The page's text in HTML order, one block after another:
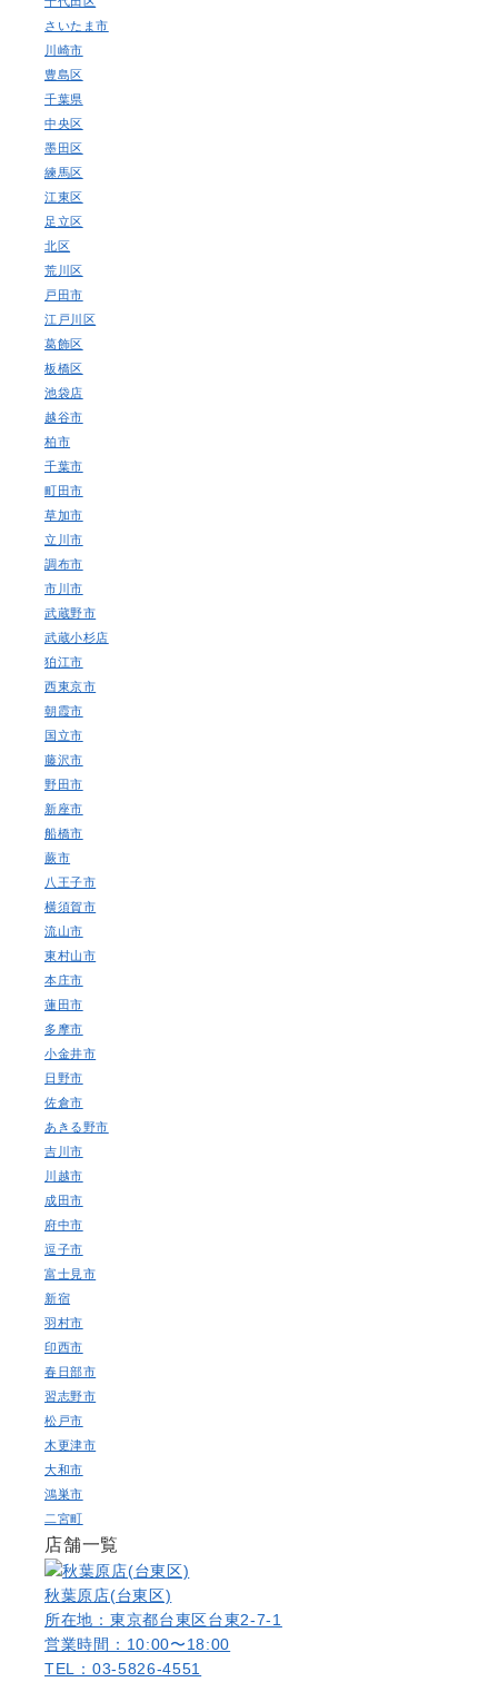
さいたま市
川崎市
豊島区
千葉県
中央区
墨田区
練馬区
江東区
足立区
北区
荒川区
戸田市
江戸川区
葛飾区
板橋区
池袋店
越谷市
柏市
千葉市
町田市
草加市
立川市
調布市
市川市
武蔵野市
武蔵小杉店
狛江市
西東京市
朝霞市
国立市
藤沢市
野田市
新座市
船橋市
蕨市
八王子市
横須賀市
流山市
東村山市
本庄市
蓮田市
多摩市
小金井市
日野市
佐倉市
あきる野市
吉川市
川越市
成田市
府中市
逗子市
富士見市
新宿
羽村市
印西市
春日部市
習志野市
松戸市
木更津市
大和市
鴻巣市
二宮町
店舗一覧
秋葉原店(台東区)
所在地：東京都台東区台東2-7-1
営業時間：10:00〜18:00
TEL：03-5826-4551